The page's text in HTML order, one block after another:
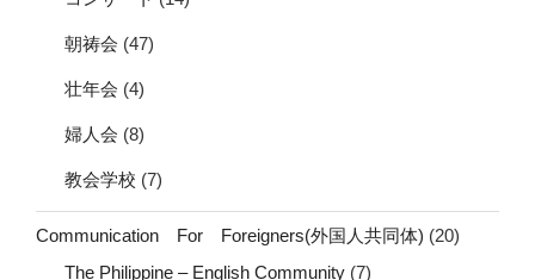
朝祷会 (47)
壮年会 (4)
婦人会 (8)
教会学校 (7)
Communication For Foreigners(外国人共同体) (20)
The Philippine – English Community (7)